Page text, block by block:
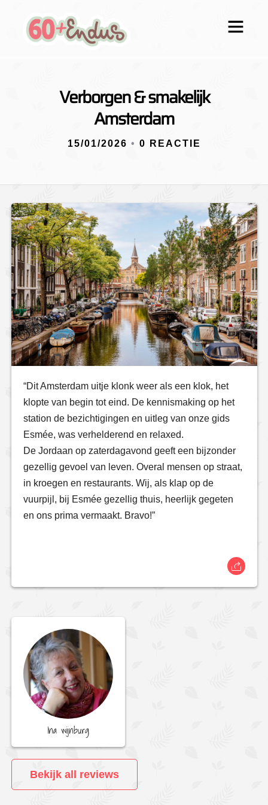
Verborgen & smakelijk
Amsterdam
15/01/2026 • 0 REACTIE
“Dit Amsterdam uitje klonk weer als een klok, het
klopte van begin tot eind. De kennismaking op het
station de bezichtigingen en uitleg van onze gids
Esmée, was verhelderend en relaxed.
De Jordaan op zaterdagavond geeft een bijzonder
gezellig gevoel van leven. Overal mensen op straat,
in kroegen en restaurants. Wij, als klap op de
vuurpijl, bij Esmée gezellig thuis, heerlijk gegeten
en ons prima vermaakt. Bravo!”
Ina wijnburg
Bekijk all reviews